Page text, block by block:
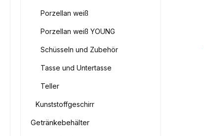
Porzellan weiß
Porzellan weiß YOUNG
Schüsseln und Zubehör
Tasse und Untertasse
Teller
Kunststoffgeschirr
Getränkebehälter